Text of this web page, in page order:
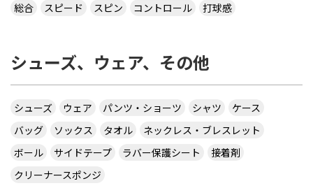
出来ますが、サーブからはできません 。 もしかし
カテ違いですが・・ 攻略サイトには スピンは相手
のコートに球があるときに自分のラケット付近をダ
ブルタップ！する と書いてありますのでやっぱり
ダブルタップではないでしょうか・・・
サイトを見る
CUSTOM TABLE TENNIS というサイトでラバーを
総合
スピード スピン コントロール 打球感
シューズ、ウェア、その他
シューズ ウェア パンツ・ショーツ シャツ
ケース
バッグ
ソックス タオル
ネックレス・ブレスレット
ボール
サイドテープ ラバー保護シート
接着剤
クリーナースポンジ